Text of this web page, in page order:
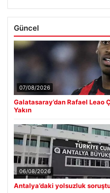
Güncel
07/08/2026
Galatasaray’dan Rafael Leao
Yakın
06/08/2026
Antalya’daki yolsuzluk